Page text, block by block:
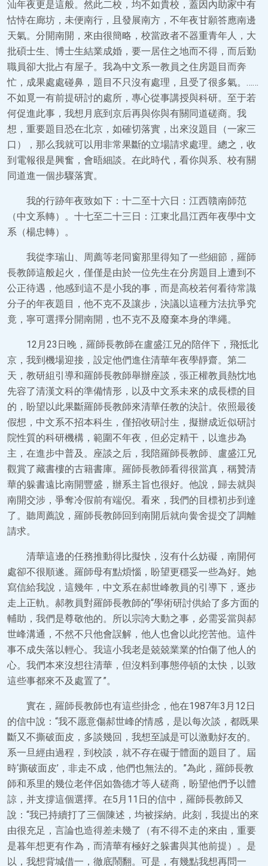
汕年夜更是這般。然此二校，均不如貴校，蓋因內助家中有
怙恃在廊坊，未便南行，且發展南方，不年夜甘願答應南邊
天氣。分開南開，來由很簡略，校當政者不器重青年人，大
批碩士生、博士生結業成婚，要一居住之地而不得，而后勤
職員卻大批占有屋子。我為中文系一教員之住房題目而奔
忙，成果處處碰鼻，題目不只沒有處理，且受了很多氣。……
不如覓一有前提研討的處所，專心從事講授與科研。至于若
何促進此事，我想月底到京后再與你與有關同道磋商。我
想，重要題目恐在北京，如確切落實，出來沒題目（一家三
口），那么我就可以用非常果斷的立場請求處理。總之，收
到電報很是興奮，會晤細談。在此時代，看你與系、校有關
同道進一個步驟落實。
我的行跡年夜致如下：十二至十六日：江西贛南師范
（中文系轉）。十七至二十三日：江東北昌江西年夜學中文
系（楊忠轉）。
我從李瑞山、周薦等老同窗那里得知了一些細節，羅師
長教師這般起火，僅僅是由於一位先生在分房題目上遭到不
公正待遇，他感到這不是小我的事，而是高校若何看待常識
分子的年夜題目，他不克不及讓步，決議以這種方法抗爭究
竟，寧可選擇分開南開，也不克不及廢棄本身的準繩。
12月23日晚，羅師長教師在盧盛江兄的陪伴下，飛抵北
京，我到機場迎接，設定他們進住清華年夜學靜齋。第二
天，教研組引導和羅師長教師舉辦座談，張正權教員熱忱地
先容了清漢文科的準備情形，以及中文系未來的成長標的目
的，盼望以此果斷羅師長教師來清華任教的決計。依照最後
假想，中文系不招本科生，僅招收研討生，擬辦成近似研討
院性質的科研機構，範圍不年夜，但必定精干，以進步為
主，在進步中普及。座談之后，我陪羅師長教師、盧盛江兄
觀賞了藏書樓的古籍書庫。羅師長教師看得很當真，稱贊清
華的躲書遠比南開豐盛，辦系主旨也很好。他說，歸去就與
南開交涉，爭奪冷假前有端倪。看來，我們的目標初步到達
了。聽周薦說，羅師長教師回到南開后就向黌舍提交了調離
請求。
清華這邊的任務推動得比擬快，沒有什么妨礙，南開何
處卻不很順遂。羅師母有點煩惱，盼望更穩妥一些為好。她
寫信給我說，這幾年，中文系在郝世峰教員的引導下，逐步
走上正軌。郝教員對羅師長教師的“學術研討供給了多方面的
輔助，我們是尊敬他的。所以宗誇大動之事，必需妥當與郝
世峰溝通，不然不只他會誤解，他人也會以此挖苦他。這件
事不成失落以輕心。我這小我老是兢兢業業的怕傷了他人的
心。我們本來沒想往清華，但沒料到事態停頓的太快，以致
這些事都來不及處置了”。
實在，羅師長教師也有這些掛念，他在1987年3月12日
的信中說：“我不愿意傷郝世峰的情感，是以每次談，都既果
斷又不撕破面皮，多談幾回，我想至誠是可以激動好友的。
系一旦經由過程，到校談，就不存在礙于體面的題目了。屆
時‘撕破面皮’，非走不成，他們也無法的。”為此，羅師長教
師和系里的幾位老伴侶如魯德才等人磋商，盼望他們予以體
諒，并支撐這個選擇。在5月11日的信中，羅師長教師又
說：“我已持續打了三個陳述，均被採納。此刻，我提出的來
由很充足，言論也造得差未幾了（有不得不走的來由，重要
是暮年想更有作為，而清華有極好之躲書與其他前提）。是
以，我想背城借一，徹底鬧翻。可是，有幾點我想再問一